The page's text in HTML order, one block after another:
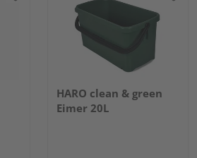
HARO clean & green
Eimer 20L